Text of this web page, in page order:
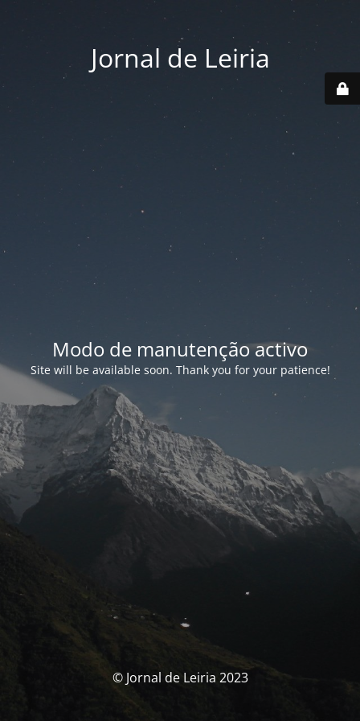
Jornal de Leiria
Modo de manutenção activo
Site will be available soon. Thank you for your patience!
© Jornal de Leiria 2023